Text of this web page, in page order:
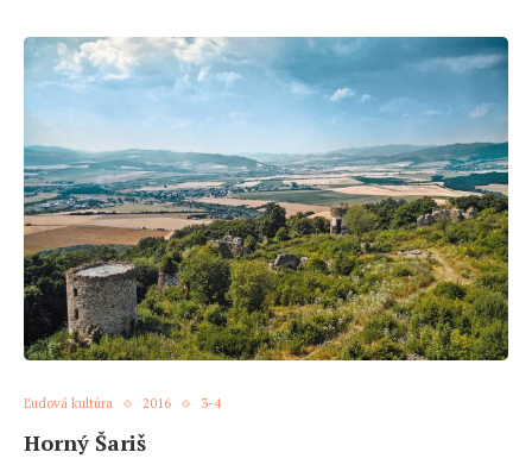
Ľudová kultúra 2016 3-4
Horný Šariš